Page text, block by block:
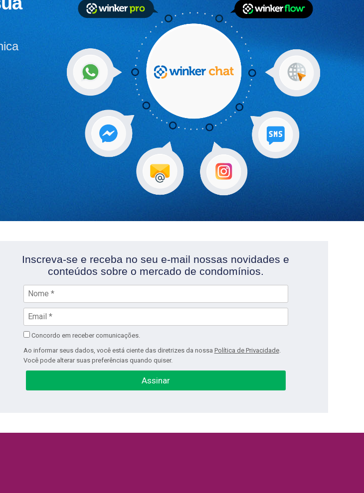
Inscreva-se e receba no seu e-mail nossas novidades e
conteúdos sobre o mercado de condomínios.
Concordo em receber comunicações.
Ao informar seus dados, você está ciente das diretrizes da nossa Política de Privacidade.
Você pode alterar suas preferências quando quiser.
Assinar